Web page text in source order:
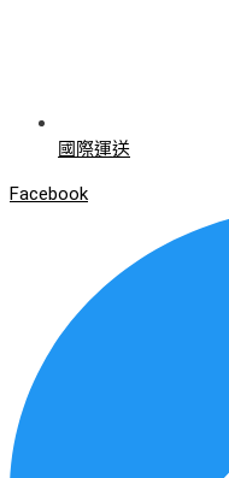
國際運送
Facebook